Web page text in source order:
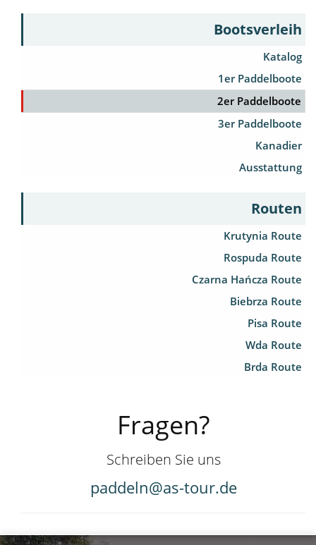
Bootsverleih
Katalog
1er Paddelboote
2er Paddelboote
3er Paddelboote
Kanadier
Ausstattung
Routen
Krutynia Route
Rospuda Route
Czarna Hańcza Route
Biebrza Route
Pisa Route
Wda Route
Brda Route
Fragen?
Schreiben Sie uns
paddeln@as-tour.de